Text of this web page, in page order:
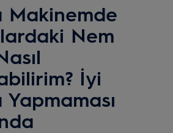
Makinemde
Nem
İyi